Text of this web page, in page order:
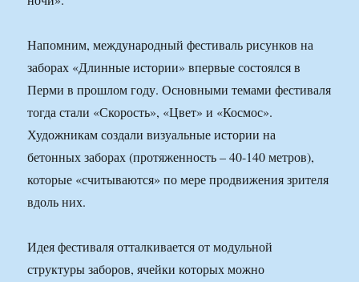
Напомним, международный фестиваль рисунков на
заборах «Длинные истории» впервые состоялся в
Перми в прошлом году. Основными темами фестиваля
тогда стали «Скорость», «Цвет» и «Космос».
Художникам создали визуальные истории на
бетонных заборах (протяженность – 40-140 метров),
которые «считываются» по мере продвижения зрителя
вдоль них.
Идея фестиваля отталкивается от модульной
структуры заборов, ячейки которых можно